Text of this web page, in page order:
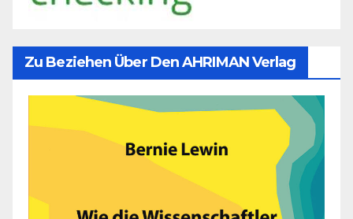
Zu Beziehen Über Den AHRIMAN Verlag